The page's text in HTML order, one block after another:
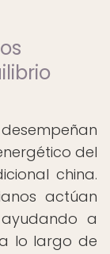
del
china.
actúan
a
lo largo de